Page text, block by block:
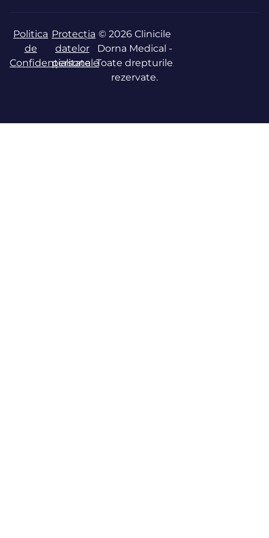
Politica
de
Confidențialitate
Protecția
datelor
personale
© 2026 Clinicile
Dorna Medical -
Toate drepturile
rezervate.